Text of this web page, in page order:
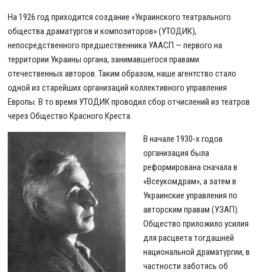
На 1926 год приходится создание «Украинского театрального
общества драматургов и композиторов» (УТОДИК),
непосредственного предшественника УААСП — первого на
территории Украины органа, занимавшегося правами
отечественных авторов. Таким образом, наше агентство стало
одной из старейших организаций коллективного управления
Европы. В то время УТОДИК проводил сбор отчислений из театров
через Общество Красного Креста.
В начале 1930-х годов
организация была
реформирована сначала в
«Всеукомдрам», а затем в
Украинские управления по
авторским правам (УЗАП).
Общество приложило усилия
для расцвета тогдашней
национальной драматургии, в
частности заботясь об